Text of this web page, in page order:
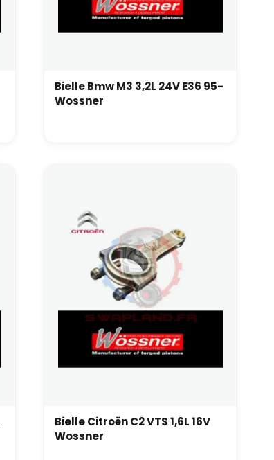
Bielle Bmw M3 3,2L 24V E36 95-
Wossner
Bielle Citroën C2 VTS 1,6L 16V
Wossner